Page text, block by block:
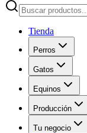
Tienda
Perros
Gatos
Equinos
Producción
Tu negocio